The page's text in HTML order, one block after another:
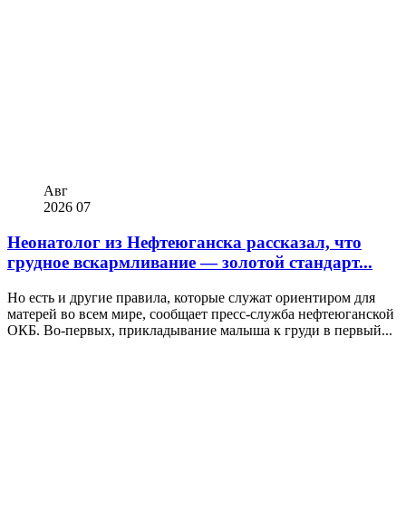
Авг
2026 07
Неонатолог из Нефтеюганска рассказал, что
грудное вскармливание — золотой стандарт...
Но есть и другие правила, которые служат ориентиром для
матерей во всем мире, сообщает пресс-служба нефтеюганской
ОКБ. Во-первых, прикладывание малыша к груди в первый...